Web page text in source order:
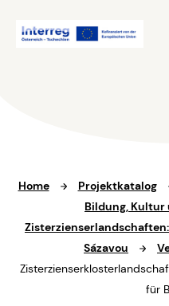
Home Projektkatalog
Bildung, Kultur
Sázavou
für